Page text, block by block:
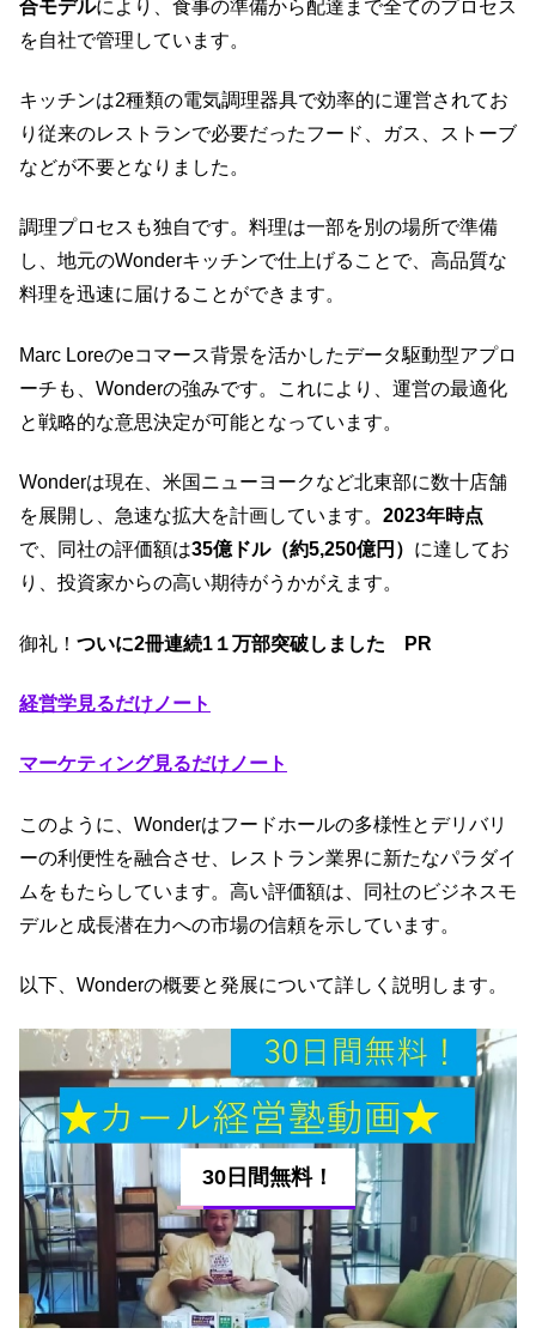
合モデルにより、食事の準備から配達まで全てのプロセス
を自社で管理しています。
キッチンは2種類の電気調理器具で効率的に運営されてお
り従来のレストランで必要だったフード、ガス、ストーブ
などが不要となりました。
調理プロセスも独自です。料理は一部を別の場所で準備
し、地元のWonderキッチンで仕上げることで、高品質な
料理を迅速に届けることができます。
Marc Loreのeコマース背景を活かしたデータ駆動型アプロ
ーチも、Wonderの強みです。これにより、運営の最適化
と戦略的な意思決定が可能となっています。
Wonderは現在、米国ニューヨークなど北東部に数十店舗
を展開し、急速な拡大を計画しています。 2023年時点
で、同社の評価額は35億ドル（約5,250億円） に達してお
り、投資家からの高い期待がうかがえます。
御礼！ ついに2冊連続1１万部突破しました PR
経営学見るだけノート
マーケティング見るだけノート
このように、Wonderはフードホールの多様性とデリバリ
ーの利便性を融合させ、レストラン業界に新たなパラダイ
ムをもたらしています。高い評価額は、同社のビジネスモ
デルと成長潜在力への市場の信頼を示しています。
以下、Wonderの概要と発展について詳しく説明します。
30日間無料！